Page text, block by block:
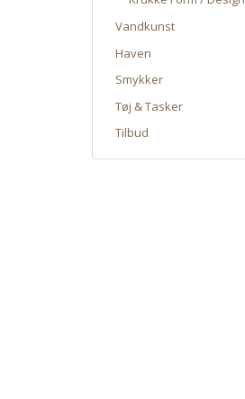
Vandkunst
Haven
Smykker
Tøj & Tasker
Tilbud